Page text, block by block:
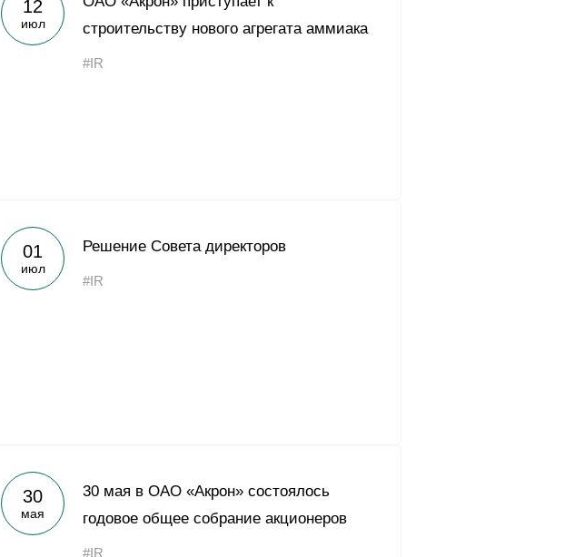
Yong Sheng Feng
Acron Argentina S.R.L
12
июл
строительству нового агрегата аммиака
#IR
01
июл
Решение Совета директоров
#IR
30
мая
30 мая в ОАО «Акрон» состоялось
годовое общее собрание акционеров
#IR